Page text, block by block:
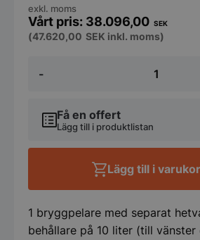
-
B10
Bravilor
Bonamat
38.096,00 SEK
exkl. moms
(47.620,00 SEK inkl. moms)
Få en offert
Lägg till i produktlistan
Lägg till i
1 bryggpelare med separat
behållare på 10 liter (till